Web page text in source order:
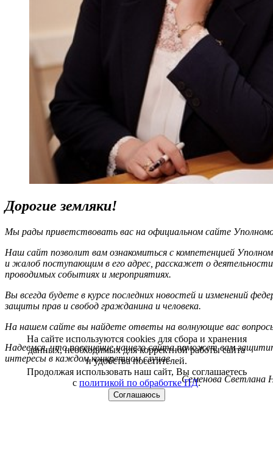
Дорогие земляки!
Мы рады приветствовать вас на официальном сайте
Наш сайт позволит вам ознакомиться с компетенцией
и жалоб поступающим в его адрес, расскажет о
проводимых событиях и мероприятиях.
Вы всегда будете в курсе последних новостей и изменений
защиты прав и свобод гражданина и человека.
На нашем сайте вы найдете ответы на волнующие вас
Надеемся, что посещение нашего сайта поможет вам
интересы в каждом конкретном случае.
Семенова Светлана
На сайте используются cookies для сбора и хранения
данных, необходимых для корректной работы сайта
и удобства посетителей.
Продолжая использовать наш сайт, Вы соглашаетесь
с политикой по обработке ПД.
Соглашаюсь